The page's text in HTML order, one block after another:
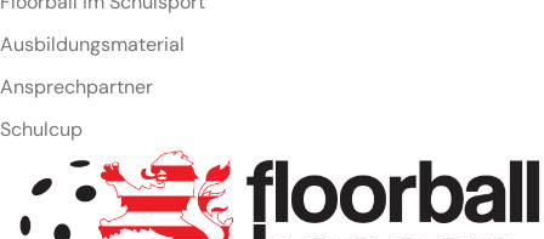
Ausbildungsmaterial
Ansprechpartner
Schulcup